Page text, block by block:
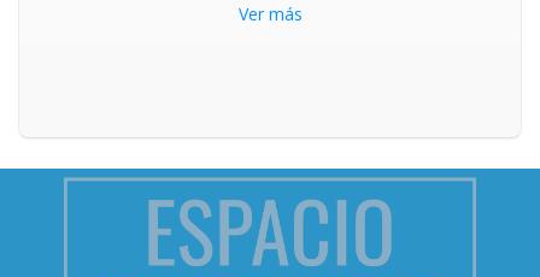
Ver más